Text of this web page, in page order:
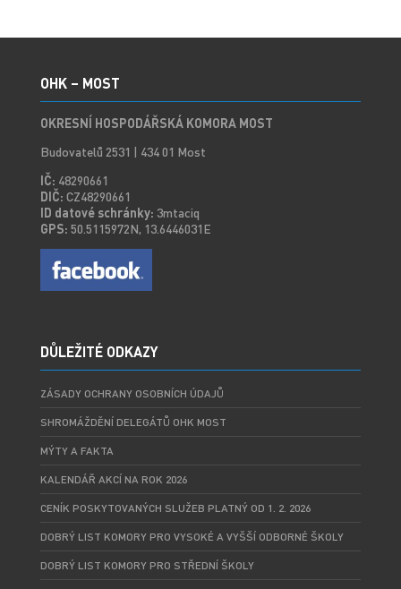
OHK – MOST
OKRESNÍ HOSPODÁŘSKÁ KOMORA MOST
Budovatelů 2531 | 434 01 Most
IČ: 48290661
DIČ: CZ48290661
ID datové schránky: 3mtaciq
GPS: 50.5115972N, 13.6446031E
DŮLEŽITÉ ODKAZY
ZÁSADY OCHRANY OSOBNÍCH ÚDAJŮ
SHROMÁŽDĚNÍ DELEGÁTŮ OHK MOST
MÝTY A FAKTA
KALENDÁŘ AKCÍ NA ROK 2026
CENÍK POSKYTOVANÝCH SLUŽEB PLATNÝ OD 1. 2. 2026
DOBRÝ LIST KOMORY PRO VYSOKÉ A VYŠŠÍ ODBORNÉ ŠKOLY
DOBRÝ LIST KOMORY PRO STŘEDNÍ ŠKOLY